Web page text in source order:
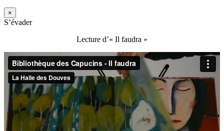
×
S’évader
Lecture d’« Il faudra »